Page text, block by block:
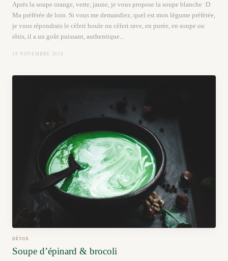
Après la soupe orange, verte, jaune, je vous propose la soupe blanche :D
Ma préférée de loin. Si vous me demandiez, quel est mon légume préférée,
je vous répondrais le cèleri boule ou cèleri rave, en purée, en soupe ou
rôtis, il a un goût puissant, authentique...
19 NOVEMBRE 2019
DÉTOX
Soupe d’épinard & brocoli